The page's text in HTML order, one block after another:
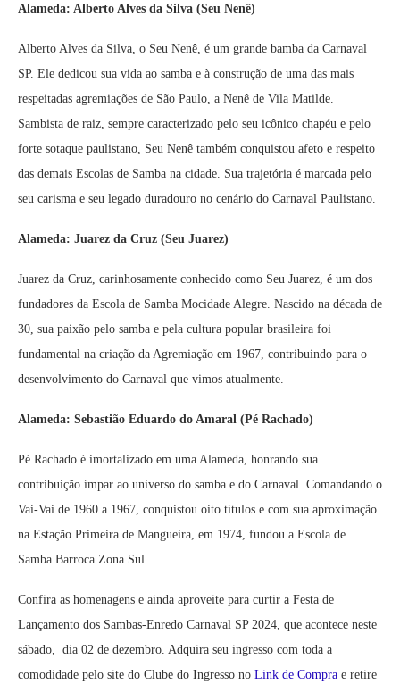
Alameda: Alberto Alves da Silva (Seu Nenê)
Alberto Alves da Silva, o Seu Nenê, é um grande bamba da Carnaval
SP. Ele dedicou sua vida ao samba e à construção de uma das mais
respeitadas agremiações de São Paulo, a Nenê de Vila Matilde.
Sambista de raiz, sempre caracterizado pelo seu icônico chapéu e pelo
forte sotaque paulistano, Seu Nenê também conquistou afeto e respeito
das demais Escolas de Samba na cidade. Sua trajetória é marcada pelo
seu carisma e seu legado duradouro no cenário do Carnaval Paulistano.
Alameda: Juarez da Cruz (Seu Juarez)
Juarez da Cruz, carinhosamente conhecido como Seu Juarez, é um dos
fundadores da Escola de Samba Mocidade Alegre. Nascido na década de
30, sua paixão pelo samba e pela cultura popular brasileira foi
fundamental na criação da Agremiação em 1967, contribuindo para o
desenvolvimento do Carnaval que vimos atualmente.
Alameda: Sebastião Eduardo do Amaral (Pé Rachado)
Pé Rachado é imortalizado em uma Alameda, honrando sua
contribuição ímpar ao universo do samba e do Carnaval. Comandando o
Vai-Vai de 1960 a 1967, conquistou oito títulos e com sua aproximação
na Estação Primeira de Mangueira, em 1974, fundou a Escola de
Samba Barroca Zona Sul.
Confira as homenagens e ainda aproveite para curtir a Festa de
Lançamento dos Sambas-Enredo Carnaval SP 2024, que acontece neste
sábado, dia 02 de dezembro. Adquira seu ingresso com toda a
comodidade pelo site do Clube do Ingresso no Link de Compra e retire